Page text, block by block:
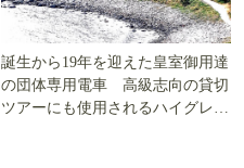
誕生から19年を迎えた皇室御用達
の団体専用電車 高級志向の貸切
ツアーにも使用されるハイグレー